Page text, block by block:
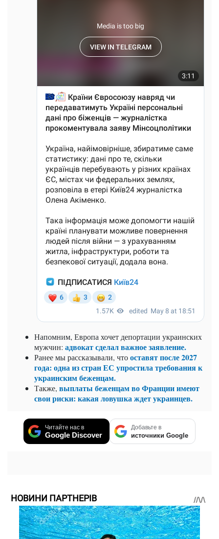
Напомним, Европа хочет депортации украинских
мужчин: адвокат сделал важное заявление.
Ранее мы рассказывали, чтооставят после 2027
года: одна из стран ЕС упростила требования к
украинским беженцам.
Также, выплаты беженцам во Франции имеют
свои риски: какая ловушка ждет украинцев.
Читайте нас в
Google Discover
Добавьте в
источники Google
НОВИНИ ПАРТНЕРІВ